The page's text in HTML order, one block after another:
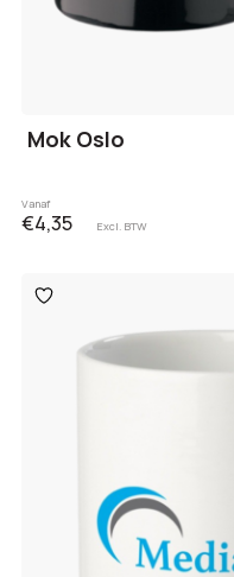
Mok Oslo
Vanaf
€4,35 Excl. BTW
Toevoegen
aan